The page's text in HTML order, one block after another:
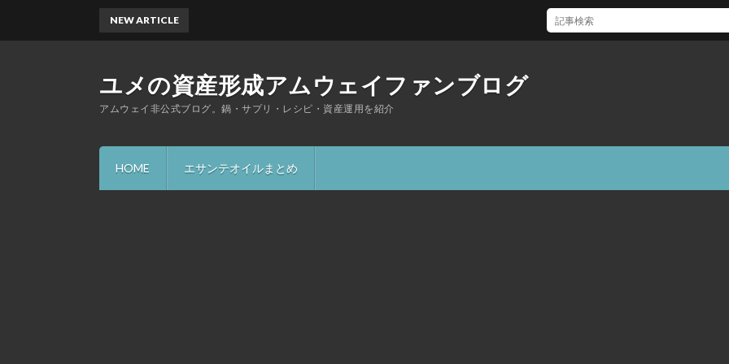
ユメの資産形成アムウェイファンブログ
アムウェイ非公式ブログ。鍋・サプリ・レシピ・資産運用を紹介
HOME エサンテオイルまとめ
NEW ARTICLE Amwayでも令和3年度「小規模持続化補助金」申請可能